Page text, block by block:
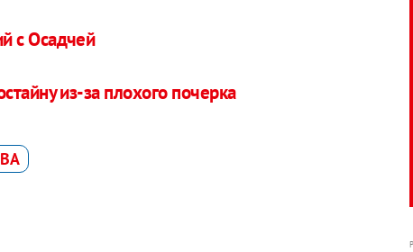
с Осадчей
из-за плохого почерка